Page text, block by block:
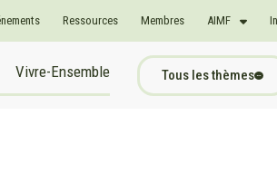
Ressources Membres AIMF
Vivre-Ensemble Tous les thèmes